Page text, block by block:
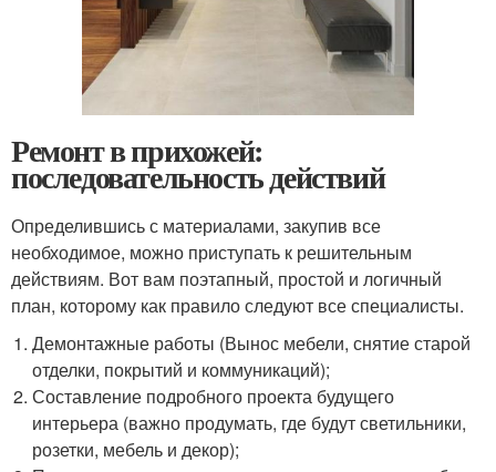
Ремонт в прихожей:
последовательность действий
Определившись с материалами, закупив все
необходимое, можно приступать к решительным
действиям. Вот вам поэтапный, простой и логичный
план, которому как правило следуют все специалисты.
Демонтажные работы (Вынос мебели, снятие старой
отделки, покрытий и коммуникаций);
Составление подробного проекта будущего
интерьера (важно продумать, где будут светильники,
розетки, мебель и декор);